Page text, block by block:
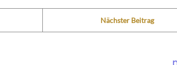
Nächster Beitrag